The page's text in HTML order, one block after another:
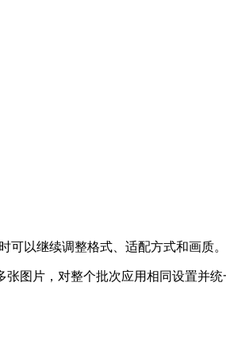
可以继续调整格式、适配方式和画质。
张图片，对整个批次应用相同设置并